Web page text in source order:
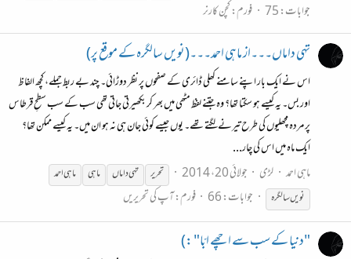
جوابات: 75 فورم:کچن کارنر
تہی داماں۔۔۔از ماہی احمد۔۔۔(نویں سالگرہ کے موقع پر)
اس نے ایک بار اپنے سامنے کھلی ڈائری کے صفحوں پر نظر دوڑائی۔ چند بے ربط جملے، کچھ الفاظ
اور بس۔ یہ کیسے ہو سکتا تھا؟ وہ جتنے لفظ مٹھی میں بھر کر بکھیرتی جاتی تھی سب کے سب سطحِ قرطاس
پر مردہ مچھلیوں کی طرح تیرنے لگتے تھے۔ یوں جیسے کوئی جان ہی نہ ہو ان میں۔ یہ کیسے ممکن تھا؟
ایک ماہ میں اس کی چار...
ماہی احمد لڑی جولائی 20، 2014 تحریر تہی داماں ماہی ماہیاحمد
نویں سالگرہ
جوابات: 66 فورم:آپ کی تحریریں
"دنیا کے سب سے اچھے ابّا" :)